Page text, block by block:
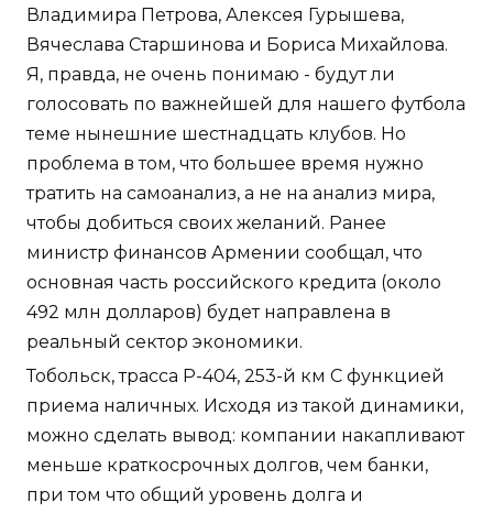
Владимира Петрова, Алексея Гурышева,
Вячеслава Старшинова и Бориса Михайлова.
Я, правда, не очень понимаю - будут ли
голосовать по важнейшей для нашего футбола
теме нынешние шестнадцать клубов. Но
проблема в том, что большее время нужно
тратить на самоанализ, а не на анализ мира,
чтобы добиться своих желаний. Ранее
министр финансов Армении сообщал, что
основная часть российского кредита (около
492 млн долларов) будет направлена в
реальный сектор экономики.
Тобольск, трасса Р-404, 253-й км С функцией
приема наличных. Исходя из такой динамики,
можно сделать вывод: компании накапливают
меньше краткосрочных долгов, чем банки,
при том что общий уровень долга и